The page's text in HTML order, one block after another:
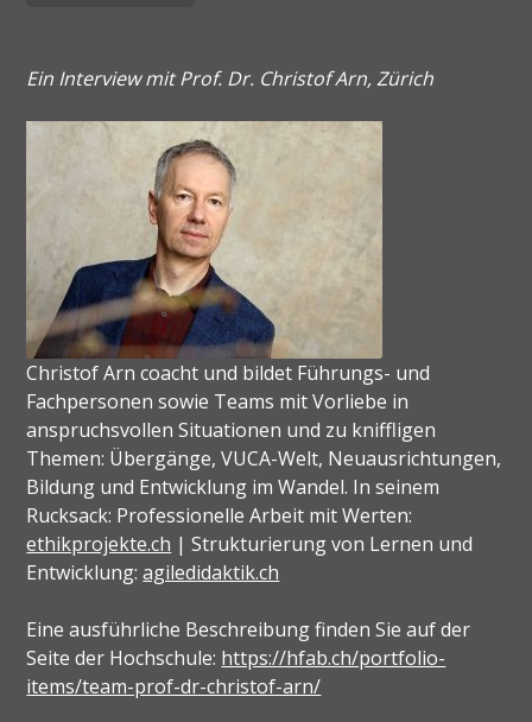
Ein Interview mit Prof. Dr. Christof Arn, Zürich
Christof Arn coacht und bildet Führungs- und
Fachpersonen sowie Teams mit Vorliebe in
anspruchsvollen Situationen und zu kniffligen
Themen: Übergänge, VUCA-Welt, Neuausrichtungen,
Bildung und Entwicklung im Wandel. In seinem
Rucksack: Professionelle Arbeit mit Werten:
ethikprojekte.ch | Strukturierung von Lernen und
Entwicklung:agiledidaktik.ch
Eine ausführliche Beschreibung finden Sie auf der
Seite der Hochschule: https://hfab.ch/portfolio-
items/team-prof-dr-christof-arn/